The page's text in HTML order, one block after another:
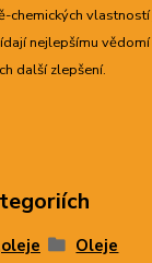
chemických
nejlepšímu
další zlepšení.
Oleje